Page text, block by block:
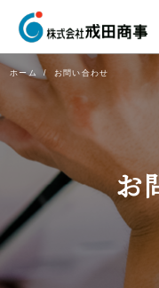
お
ホーム お問い合わせ